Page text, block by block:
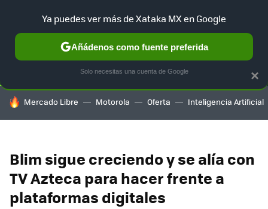
SELECCIÓN GAMING HOME AUTO TERRITORIO
HOY SE HABLA DE
Mercado Libre Motorola Oferta Inteligencia Artificial
Blim sigue creciendo y se alía con
TV Azteca para hacer frente a
plataformas digitales
×
Ya puedes ver más de Xataka MX en Google
Añádenos como fuente preferida
Solo necesitas una cuenta de Google